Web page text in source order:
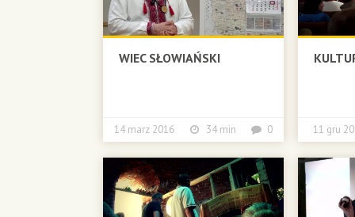
WIEC SŁOWIAŃSKI
14 marz 2016 34 min 0 11 gru